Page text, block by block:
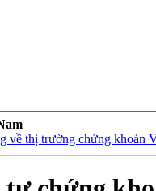
về thị trường chứng khoán